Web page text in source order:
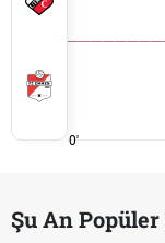
0'
Şu An